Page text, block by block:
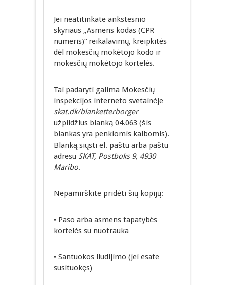
Jei neatitinkate ankstesnio
skyriaus „Asmens kodas (CPR
numeris)“ reikalavimų, kreipkitės
dėl mokesčių mokėtojo kodo ir
mokesčių mokėtojo kortelės.
Tai padaryti galima Mokesčių
inspekcijos interneto svetainėje
skat.dk/blanketterborger
užpildžius blanką 04.063 (šis
blankas yra penkiomis kalbomis).
Blanką siųsti el. paštu arba paštu
adresu SKAT, Postboks 9, 4930
Maribo.
Nepamirškite pridėti šių kopijų:
• Paso arba asmens tapatybės
kortelės su nuotrauka
• Santuokos liudijimo (jei esate
susituokęs)